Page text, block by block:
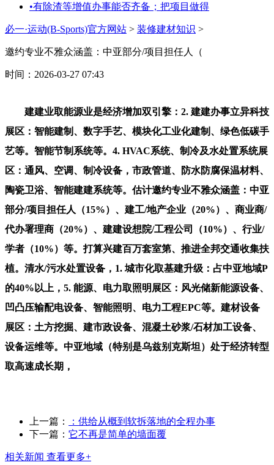
•有除渣等增值办事能否齐备；把项目做得
必一·运动(B-Sports)官方网站 > 装修建材知识 >
邀约专业不雅众涵盖：中亚部分/项目担任人（
时间：2026-03-27 07:43
建建业取能源业是经济增加双引擎：2. 建建办事立异科技
展区：智能建制、数字手艺、模块化工业化建制、绿色低碳手
艺等。智能节制系统等。4. HVAC系统、制冷及水处置系统展
区：通风、空调、制冷设备，市政管道、防水防腐保温材料、
陶瓷卫浴、智能建建系统等。估计邀约专业不雅众涵盖：中亚
部分/项目担任人（15%）、建工/地产企业（20%）、商业商/
代办署理商（20%）、建建设想院/工程公司（10%）、行业/
学者（10%）等。打算兴建百万套室第、推进全邦交通收集扶
植。清水/污水处置设备，1. 城市化取基建升级：占中亚地域P
的40%以上，5. 能源、电力取照明展区：风光储新能源设备、
凹凸压输配电设备、智能照明、电力工程EPC等。建材设备
展区：土方挖掘、建市政设备、混凝土砂浆/石材加工设备、
设备运维等。中亚地域（特别是乌兹别克斯坦）处于经济转型
取高速成长期，
上一篇：
：供给从概到软拆落地的全程办事
下一篇： 它不再是简单的墙面覆
相关新闻 查看更多+